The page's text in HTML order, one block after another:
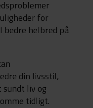
for
helbred på
din livsstil,
liv og
tidligt.